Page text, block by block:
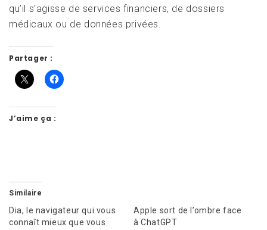
qu’il s’agisse de services financiers, de dossiers
médicaux ou de données privées.
Partager :
J’aime ça :
Similaire
Dia, le navigateur qui vous
connaît mieux que vous
Apple sort de l’ombre face
à ChatGPT